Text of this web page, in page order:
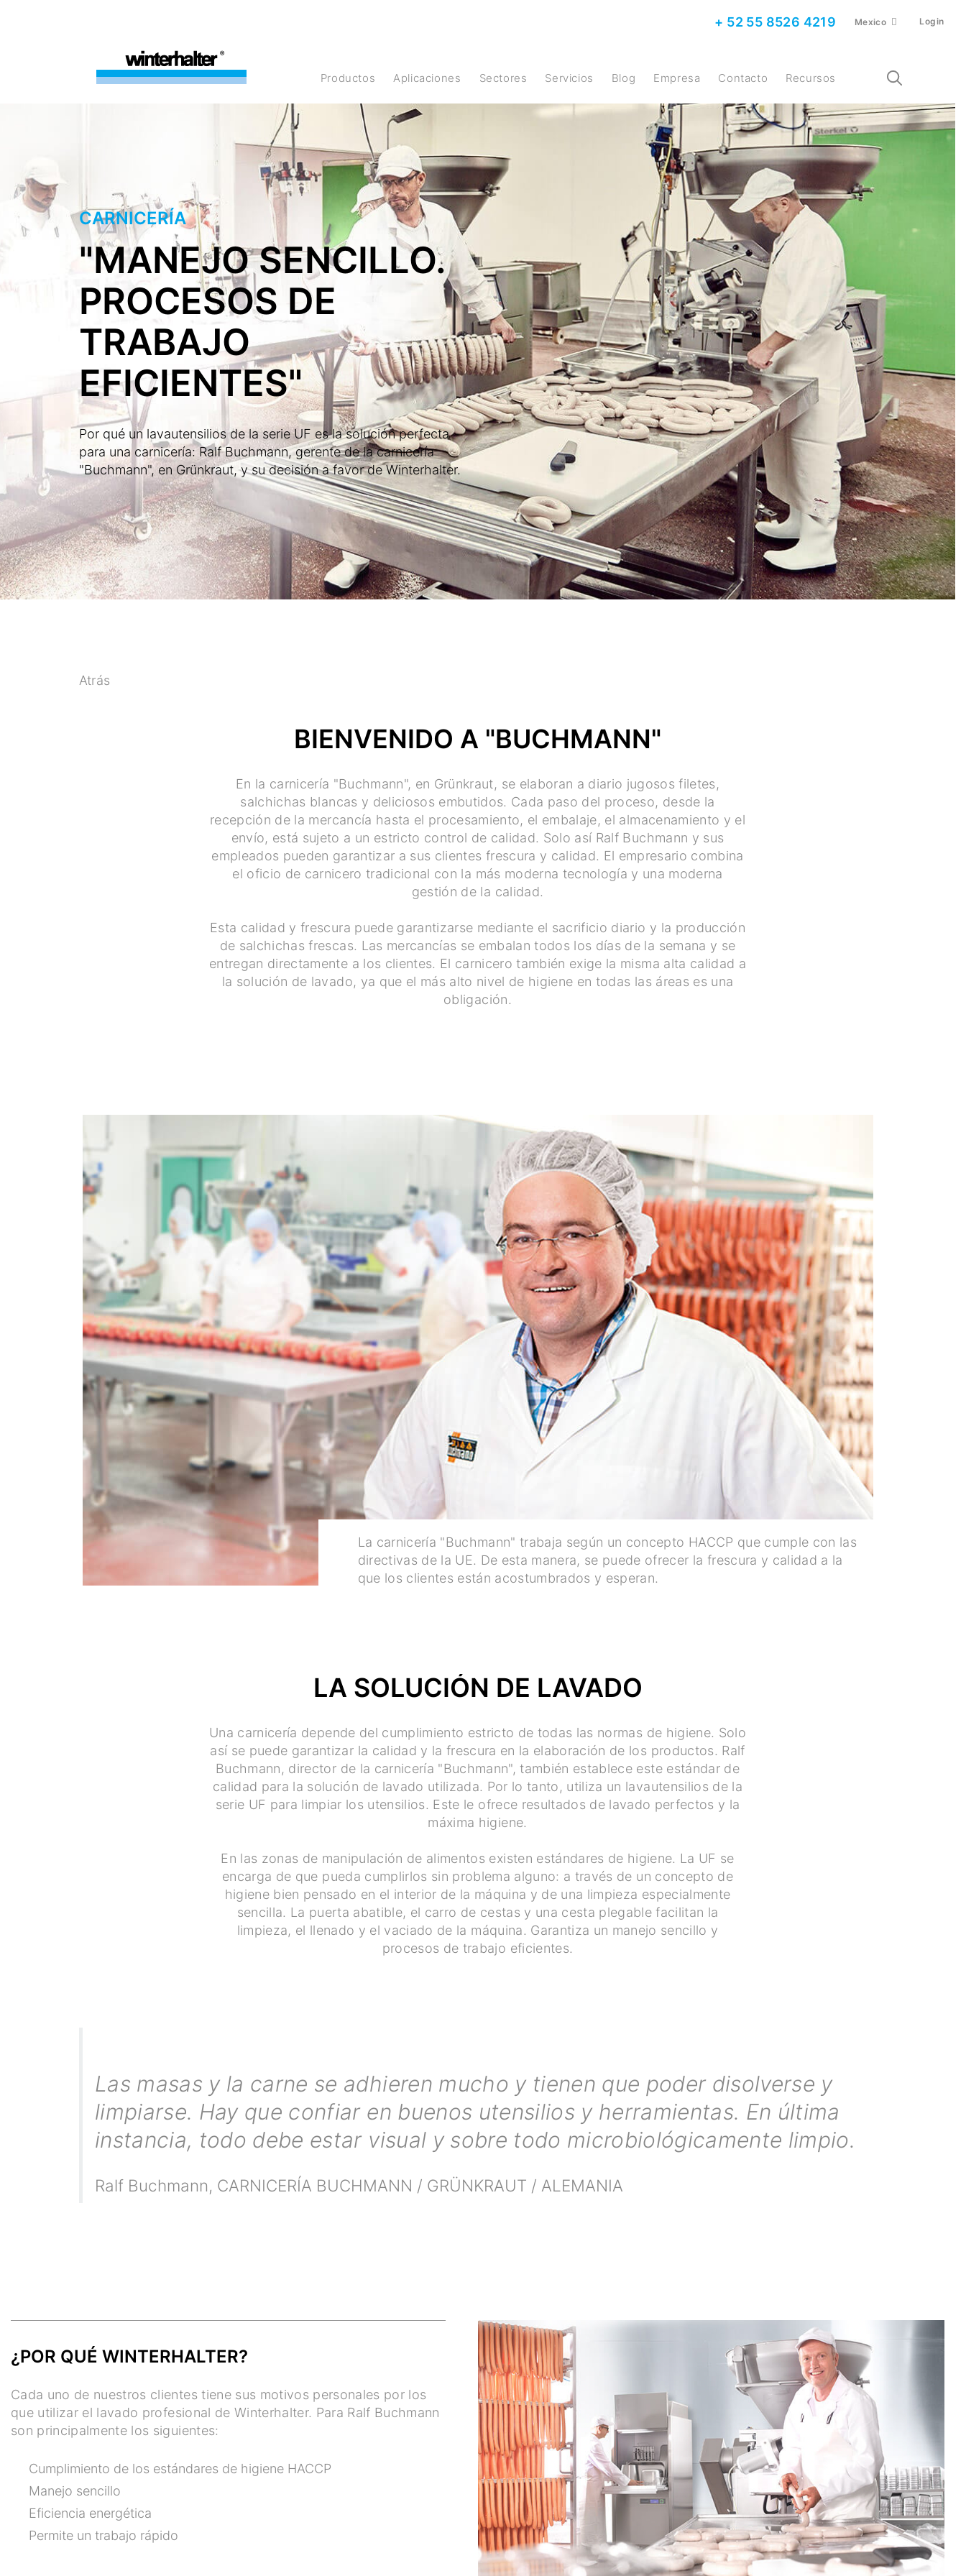
+ 52 55 8526 4219 Mexico Login
Productos Aplicaciones Sectores Servicios Blog Empresa Contacto Recursos
CARNICERÍA
"MANEJO SENCILLO.
PROCESOS DE
TRABAJO
EFICIENTES"
Por qué un lavautensilios de la serie UF es la solución perfecta
para una carnicería: Ralf Buchmann, gerente de la carnicería
"Buchmann", en Grünkraut, y su decisión a favor de Winterhalter.
Atrás
BIENVENIDO A "BUCHMANN"
En la carnicería "Buchmann", en Grünkraut, se elaboran a diario jugosos filetes,
salchichas blancas y deliciosos embutidos. Cada paso del proceso, desde la
recepción de la mercancía hasta el procesamiento, el embalaje, el almacenamiento y el
envío, está sujeto a un estricto control de calidad. Solo así Ralf Buchmann y sus
empleados pueden garantizar a sus clientes frescura y calidad. El empresario combina
el oficio de carnicero tradicional con la más moderna tecnología y una moderna
gestión de la calidad.
Esta calidad y frescura puede garantizarse mediante el sacrificio diario y la producción
de salchichas frescas. Las mercancías se embalan todos los días de la semana y se
entregan directamente a los clientes. El carnicero también exige la misma alta calidad a
la solución de lavado, ya que el más alto nivel de higiene en todas las áreas es una
obligación.
La carnicería "Buchmann" trabaja según un concepto HACCP que cumple con las
directivas de la UE. De esta manera, se puede ofrecer la frescura y calidad a la
que los clientes están acostumbrados y esperan.
LA SOLUCIÓN DE LAVADO
Una carnicería depende del cumplimiento estricto de todas las normas de higiene. Solo
así se puede garantizar la calidad y la frescura en la elaboración de los productos. Ralf
Buchmann, director de la carnicería "Buchmann", también establece este estándar de
calidad para la solución de lavado utilizada. Por lo tanto, utiliza un lavautensilios de la
serie UF para limpiar los utensilios. Este le ofrece resultados de lavado perfectos y la
máxima higiene.
En las zonas de manipulación de alimentos existen estándares de higiene. La UF se
encarga de que pueda cumplirlos sin problema alguno: a través de un concepto de
higiene bien pensado en el interior de la máquina y de una limpieza especialmente
sencilla. La puerta abatible, el carro de cestas y una cesta plegable facilitan la
limpieza, el llenado y el vaciado de la máquina. Garantiza un manejo sencillo y
procesos de trabajo eficientes.
Las masas y la carne se adhieren mucho y tienen que poder disolverse y
limpiarse. Hay que confiar en buenos utensilios y herramientas. En última
instancia, todo debe estar visual y sobre todo microbiológicamente limpio.
Ralf Buchmann, CARNICERÍA BUCHMANN / GRÜNKRAUT / ALEMANIA
¿POR QUÉ WINTERHALTER?
Cada uno de nuestros clientes tiene sus motivos personales por los
que utilizar el lavado profesional de Winterhalter. Para Ralf Buchmann
son principalmente los siguientes:
Cumplimiento de los estándares de higiene HACCP
Manejo sencillo
Eficiencia energética
Permite un trabajo rápido